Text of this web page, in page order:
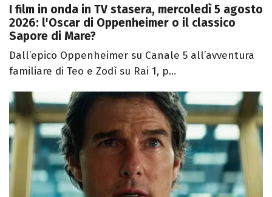
I film in onda in TV stasera, mercoledì 5 agosto
2026: l'Oscar di Oppenheimer o il classico
Sapore di Mare?
Dall’epico Oppenheimer su Canale 5 all’avventura
familiare di Teo e Zodì su Rai 1, p...